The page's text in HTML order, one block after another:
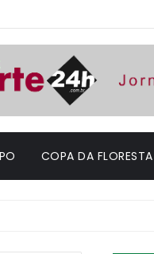
COPA DA FLORESTA